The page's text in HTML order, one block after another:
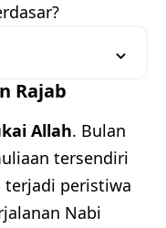
Rajab
Allah. Bulan
tersendiri
terjadi peristiwa
Nabi